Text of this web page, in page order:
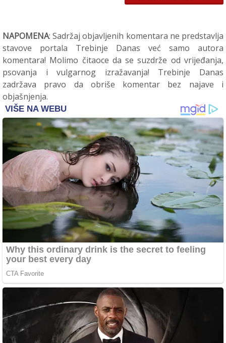
NAPOMENA: Sadržaj objavljenih komentara ne predstavlja
stavove portala Trebinje Danas već samo autora
komentara! Molimo čitaoce da se suzdrže od vrijeđanja,
psovanja i vulgarnog izražavanja! Trebinje Danas
zadržava pravo da obriše komentar bez najave i
objašnjenja.